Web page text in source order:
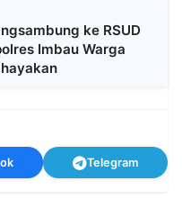
ke RSUD
Imbau Warga
Telegram